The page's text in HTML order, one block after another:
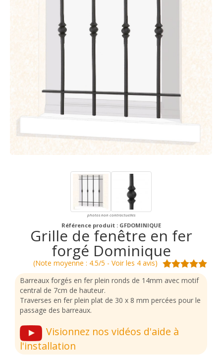
photos non contractuelles
Référence produit : GFDOMINIQUE
Grille de fenêtre en fer
forgé Dominique
(Note moyenne : 4.5/5 - Voir les 4 avis)
Barreaux forgés en fer plein ronds de 14mm avec motif
central de 7cm de hauteur.
Traverses en fer plein plat de 30 x 8 mm percées pour le
passage des barreaux.
Visionnez nos vidéos d'aide à
l'installation